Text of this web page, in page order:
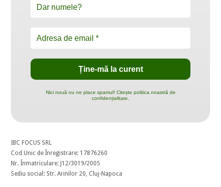
Nici nouă nu ne place spamul! Citește politica noastră de
confidențialitate.
IBC FOCUS SRL
Cod Unic de Înregistrare: 17876260
Nr. Înmatriculare: J12/3019/2005
Sediu social: Str. Arinilor 20, Cluj-Napoca